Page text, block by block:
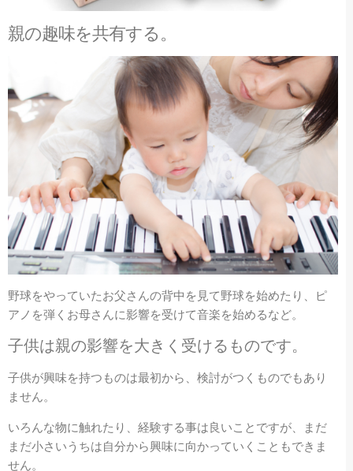
親の趣味を共有する。
野球をやっていたお父さんの背中を見て野球を始めたり、ピ
アノを弾くお母さんに影響を受けて音楽を始めるなど。
子供は親の影響を大きく受けるものです。
子供が興味を持つものは最初から、検討がつくものでもあり
ません。
いろんな物に触れたり、経験する事は良いことですが、まだ
まだ小さいうちは自分から興味に向かっていくこともできま
せん。